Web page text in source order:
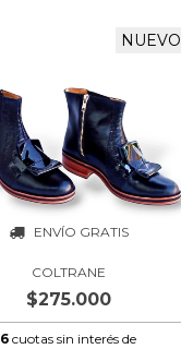
ENVÍO GRATIS
NUEVO
COLTRANE
$275.000
6 cuotas sin interés de